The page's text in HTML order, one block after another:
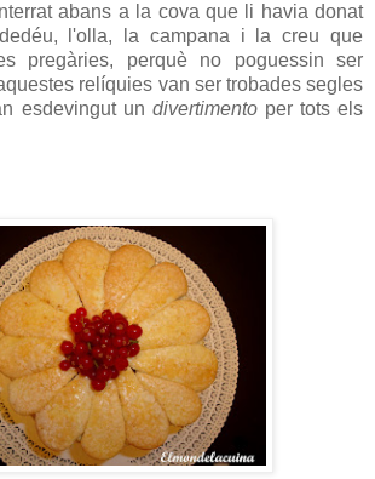
abans a la cova que li havia donat
l'olla, la campana i la creu que
pregàries, perquè no poguessin ser
relíquies van ser trobades segles
esdevingut un divertimentoper tots els